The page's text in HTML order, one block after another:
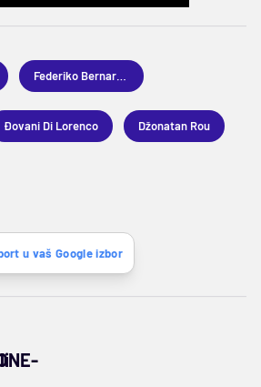
Federiko Bernardeski
Đovani Di Lorenco Džonatan Rou
u vaš Google izbor